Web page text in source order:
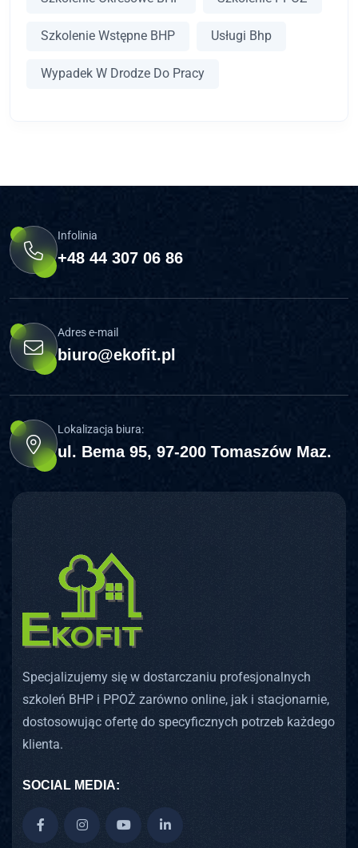
Szkolenie Wstępne BHP Usługi Bhp
Wypadek W Drodze Do Pracy
Infolinia
+48 44 307 06 86
Adres e-mail
biuro@ekofit.pl
Lokalizacja biura:
ul. Bema 95, 97-200 Tomaszów Maz.
Specjalizujemy się w dostarczaniu profesjonalnych
szkoleń BHP i PPOŻ zarówno online, jak i stacjonarnie,
dostosowując ofertę do specyficznych potrzeb każdego
klienta.
SOCIAL MEDIA: